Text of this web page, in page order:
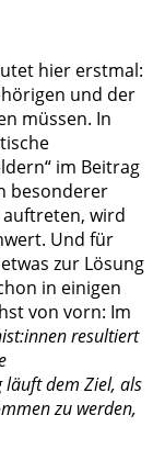
hier erstmal:
und der
müssen. In
im Beitrag
besonderer
wird
Und für
zur Lösung
in einigen
von vorn: Im
resultiert
läuft dem Ziel, als
zu werden,